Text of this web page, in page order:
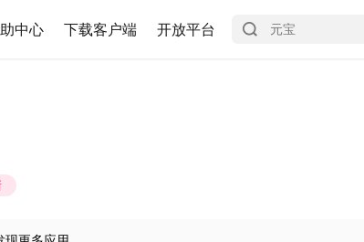
中心 下载客户端 开放平台